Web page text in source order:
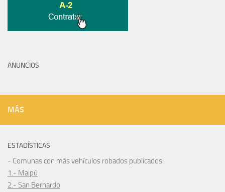
ANUNCIOS
MÁS
ESTADÍSTICAS
- Comunas con más vehículos robados publicados:
1.- Maipú
2.- San Bernardo